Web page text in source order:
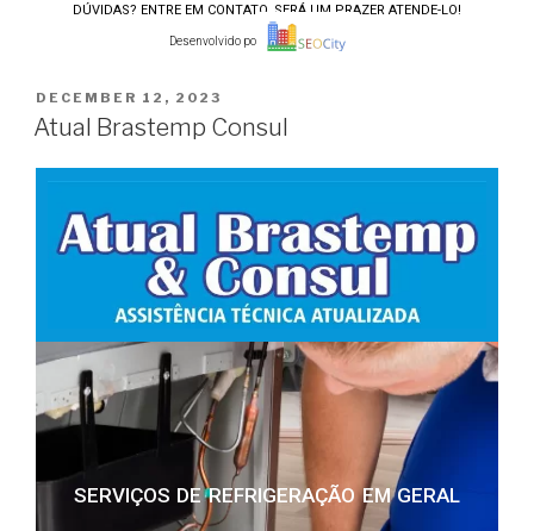
DÚVIDAS? ENTRE EM CONTATO, SERÁ UM PRAZER ATENDE-LO!
Desenvolvido por:
DECEMBER 12, 2023
Atual Brastemp Consul
SERVIÇOS DE REFRIGERAÇÃO EM GERAL